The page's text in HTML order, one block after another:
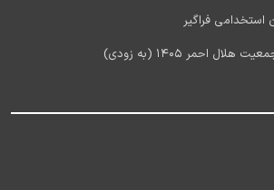
استخدامی فراگیر
احمر 1405 (به زودی)